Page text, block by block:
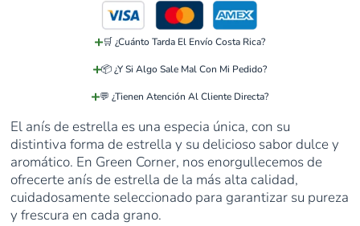
🛒 ¿Cuánto Tarda El Envío Costa Rica?
📦 ¿Y Si Algo Sale Mal Con Mi Pedido?
💬 ¿Tienen Atención Al Cliente Directa?
El anís de estrella es una especia única, con su
distintiva forma de estrella y su delicioso sabor dulce y
aromático. En Green Corner, nos enorgullecemos de
ofrecerte anís de estrella de la más alta calidad,
cuidadosamente seleccionado para garantizar su pureza
y frescura en cada grano.